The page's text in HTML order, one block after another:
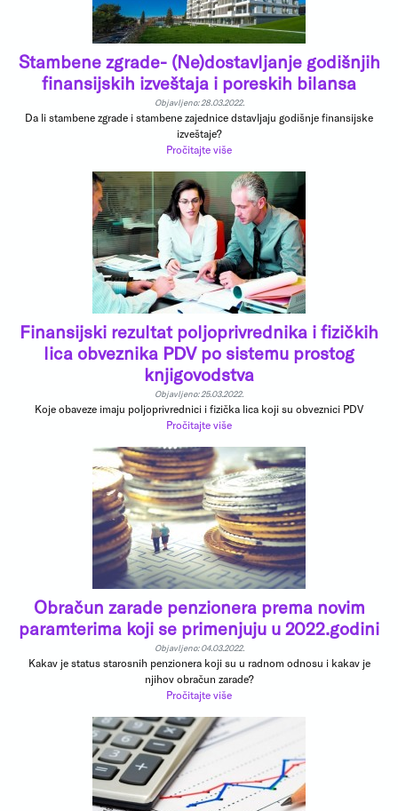
Stambene zgrade- (Ne)dostavljanje godišnjih
finansijskih izveštaja i poreskih bilansa
Objavljeno: 28.03.2022.
Da li stambene zgrade i stambene zajednice dstavljaju godišnje finansijske
izveštaje?
Pročitajte više
Finansijski rezultat poljoprivrednika i fizičkih
lica obveznika PDV po sistemu prostog
knjigovodstva
Objavljeno: 25.03.2022.
Koje obaveze imaju poljoprivrednici i fizička lica koji su obveznici PDV
Pročitajte više
Obračun zarade penzionera prema novim
paramterima koji se primenjuju u 2022.godini
Objavljeno: 04.03.2022.
Kakav je status starosnih penzionera koji su u radnom odnosu i kakav je
njihov obračun zarade?
Pročitajte više